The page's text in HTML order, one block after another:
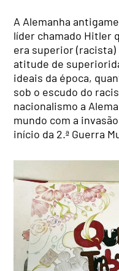
A Alemanha
líder chamado Hitler
era superior (racista)
atitude de
ideais da época,
sob o escudo do
nacionalismo a
mundo com a
início da 2.ª Guerra